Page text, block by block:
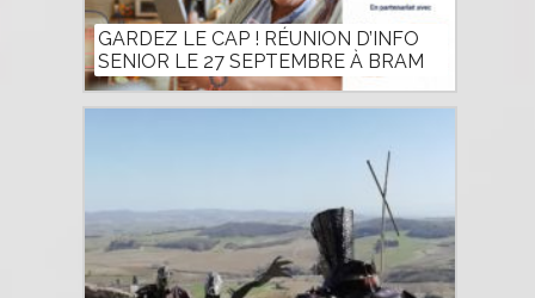
GARDEZ LE CAP ! RÉUNION D’INFO
SENIOR LE 27 SEPTEMBRE À BRAM